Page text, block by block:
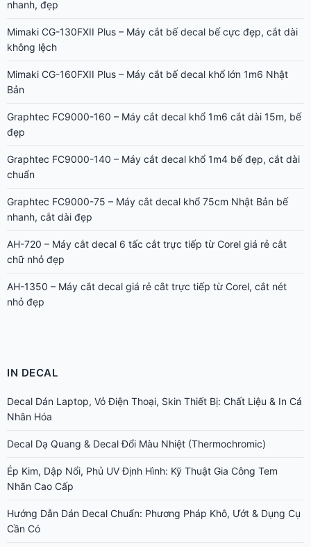
nhanh, đẹp
Mimaki CG-130FXII Plus – Máy cắt bế decal bế cực đẹp, cắt dài
không lệch
Mimaki CG-160FXII Plus – Máy cắt bế decal khổ lớn 1m6 Nhật
Bản
Graphtec FC9000-160 – Máy cắt decal khổ 1m6 cắt dài 15m, bế
đẹp
Graphtec FC9000-140 – Máy cắt decal khổ 1m4 bế đẹp, cắt dài
chuẩn
Graphtec FC9000-75 – Máy cắt decal khổ 75cm Nhật Bản bế
nhanh, cắt dài đẹp
AH-720 – Máy cắt decal 6 tấc cắt trực tiếp từ Corel giá rẻ cắt
chữ nhỏ đẹp
AH-1350 – Máy cắt decal giá rẻ cắt trực tiếp từ Corel, cắt nét
nhỏ đẹp
IN DECAL
Decal Dán Laptop, Vỏ Điện Thoại, Skin Thiết Bị: Chất Liệu & In Cá
Nhân Hóa
Decal Dạ Quang & Decal Đổi Màu Nhiệt (Thermochromic)
Ép Kim, Dập Nổi, Phủ UV Định Hình: Kỹ Thuật Gia Công Tem
Nhãn Cao Cấp
Hướng Dẫn Dán Decal Chuẩn: Phương Pháp Khô, Ướt & Dụng Cụ
Cần Có